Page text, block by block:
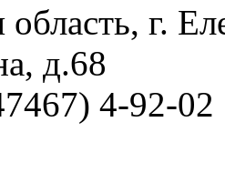
г.
д.68
4-92-02